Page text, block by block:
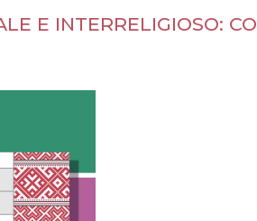
E INTERRELIGIOSO: